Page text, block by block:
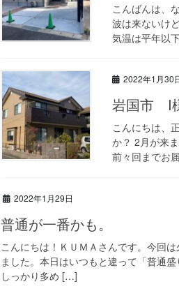
こんばんは、
波は来ないけ
気温は平年以
2022年1月30
岩国市 I
こんにちは、
か？ 2月が来
前々回までお
2022年1月29日
普通が一番かも。
こんにちは！ＫＵＭＡさんです。今回
ました。本日はいつもと違って「普通
しっかり多め […]